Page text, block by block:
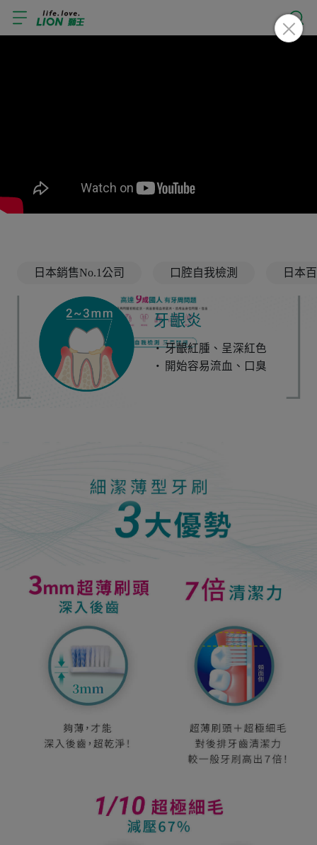
日本銷售No.1公司 口腔自我檢測 日本
牙齦炎
牙齦紅腫、呈深紅色
開始容易流血、口臭